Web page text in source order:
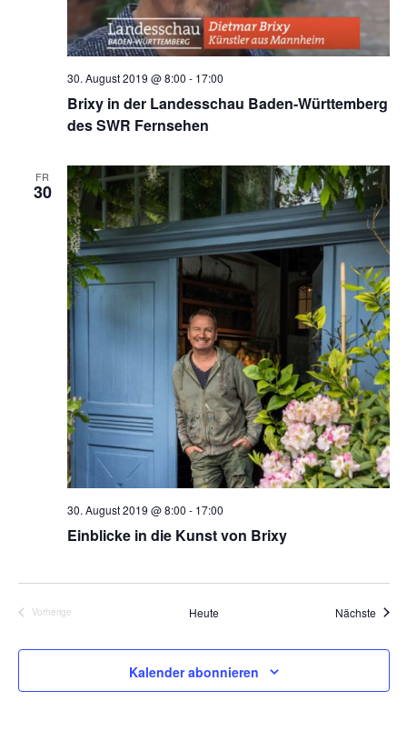
30. August 2019 @ 8:00 - 17:00
Brixy in der Landesschau Baden-Württemberg
des SWR Fernsehen
FR
30
30. August 2019 @ 8:00 - 17:00
Einblicke in die Kunst von Brixy
Vorherige
Heute Nächste
Kalender abonnieren